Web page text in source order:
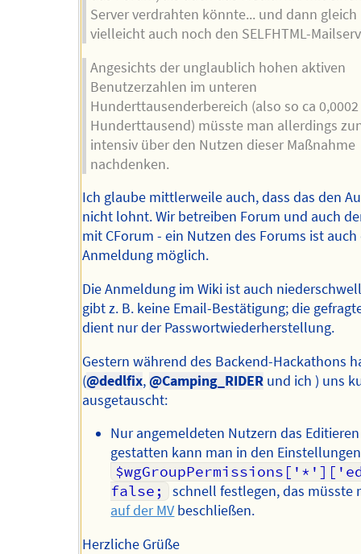
Server verdrahten könnte... und dann gleich
vielleicht auch noch den SELFHTML-
Angesichts der unglaublich hohen aktiven
Benutzerzahlen im unteren
Hunderttausenderbereich (also so ca 0,0002
Hunderttausend) müsste man allerdings
intensiv über den Nutzen dieser Maßnahme
nachdenken.
Ich glaube mittlerweile auch, dass das den
nicht lohnt. Wir betreiben Forum und auch
mit CForum - ein Nutzen des Forums ist
Anmeldung möglich.
Die Anmeldung im Wiki ist auch
gibt z. B. keine Email-Bestätigung; die
dient nur der Passwortwiederherstellung.
Gestern während des Backend-Hackathons
(@dedlfix,@Camping_RIDER und ich ) uns
ausgetauscht:
Nur angemeldeten Nutzern das Editieren
gestatten kann man in den
false;
schnell festlegen, das müsste
auf der MV beschließen.
Herzliche Grüße